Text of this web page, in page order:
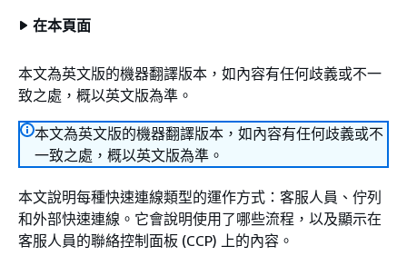
在本頁面
本文為英文版的機器翻譯版本，如內容有任何歧義或不一
致之處，概以英文版為準。
本文為英文版的機器翻譯版本，如內容有任何歧義或不
一致之處，概以英文版為準。
本文說明每種快速連線類型的運作方式：客服人員、佇列
和外部快速連線。它會說明使用了哪些流程，以及顯示在
客服人員的聯絡控制面板 (CCP) 上的內容。